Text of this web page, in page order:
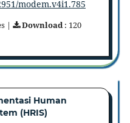
modem.v4i1.785
| Download: 120
Human
(HRIS)